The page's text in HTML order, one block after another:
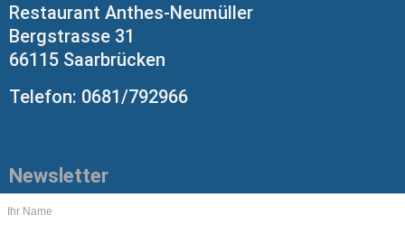
Restaurant Anthes-Neumüller
Bergstrasse 31
66115 Saarbrücken
Telefon: 0681/792966
Newsletter